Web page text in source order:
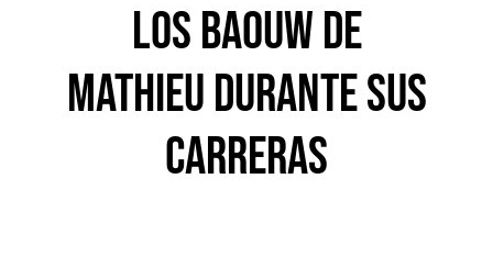
los baouw de
mathieu durante sus
carreras